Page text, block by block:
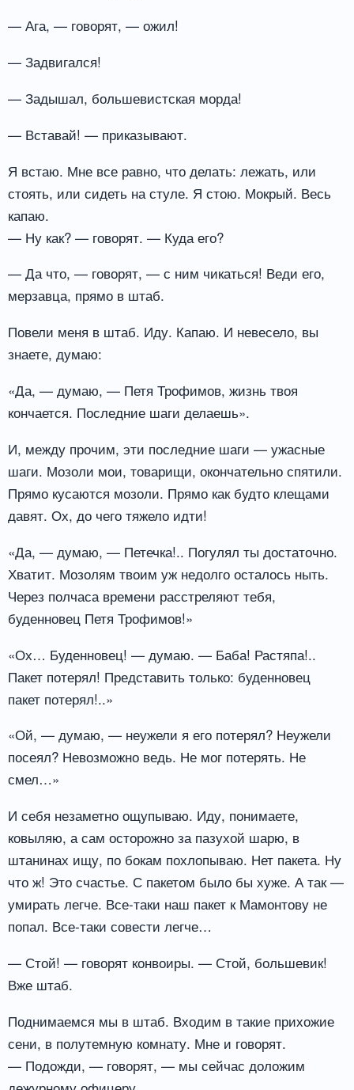
— Ага, — говорят, — ожил!
— Задвигался!
— Задышал, большевистская морда!
— Вставай! — приказывают.
Я встаю. Мне все равно, что делать: лежать, или
стоять, или сидеть на стуле. Я стою. Мокрый. Весь
капаю.
— Ну как? — говорят. — Куда его?
— Да что, — говорят, — с ним чикаться! Веди его,
мерзавца, прямо в штаб.
Повели меня в штаб. Иду. Капаю. И невесело, вы
знаете, думаю:
«Да, — думаю, — Петя Трофимов, жизнь твоя
кончается. Последние шаги делаешь».
И, между прочим, эти последние шаги — ужасные
шаги. Мозоли мои, товарищи, окончательно спятили.
Прямо кусаются мозоли. Прямо как будто клещами
давят. Ох, до чего тяжело идти!
«Да, — думаю, — Петечка!.. Погулял ты достаточно.
Хватит. Мозолям твоим уж недолго осталось ныть.
Через полчаса времени расстреляют тебя,
буденновец Петя Трофимов!»
«Ох… Буденновец! — думаю. — Баба! Растяпа!..
Пакет потерял! Представить только: буденновец
пакет потерял!..»
«Ой, — думаю, — неужели я его потерял? Неужели
посеял? Невозможно ведь. Не мог потерять. Не
смел…»
И себя незаметно ощупываю. Иду, понимаете,
ковыляю, а сам осторожно за пазухой шарю, в
штанинах ищу, по бокам похлопываю. Нет пакета. Ну
что ж! Это счастье. С пакетом было бы хуже. А так —
умирать легче. Все-таки наш пакет к Мамонтову не
попал. Все-таки совести легче…
— Стой! — говорят конвоиры. — Стой, большевик!
Вже штаб.
Поднимаемся мы в штаб. Входим в такие прихожие
сени, в полутемную комнату. Мне и говорят.
— Подожди, — говорят, — мы сейчас доложим